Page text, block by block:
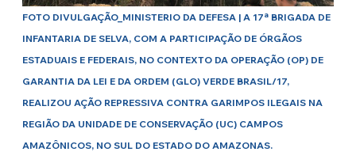
FOTO DIVULGAÇÃO_MINISTERIO DA DEFESA | A 17ª BRIGADA DE
INFANTARIA DE SELVA, COM A PARTICIPAÇÃO DE ÓRGÃOS
ESTADUAIS E FEDERAIS, NO CONTEXTO DA OPERAÇÃO (OP) DE
GARANTIA DA LEI E DA ORDEM (GLO) VERDE BRASIL/17,
REALIZOU AÇÃO REPRESSIVA CONTRA GARIMPOS ILEGAIS NA
REGIÃO DA UNIDADE DE CONSERVAÇÃO (UC) CAMPOS
AMAZÔNICOS, NO SUL DO ESTADO DO AMAZONAS.